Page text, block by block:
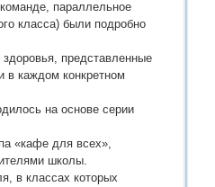
параллельное
класса) были подробно
представленные
каждом конкретном
на основе серии
«кафе для всех»,
школы.
в классах которых